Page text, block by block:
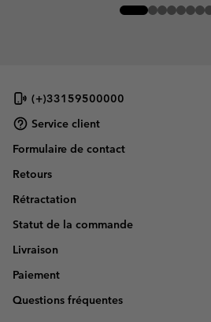
(+)33159500000
Service client
Formulaire de contact
Retours
Rétractation
Statut de la commande
Livraison
Paiement
Questions fréquentes